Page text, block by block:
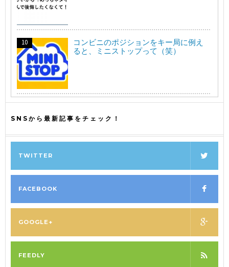
コンビニのポジションをキー局に例え
ると、ミニストップって（笑）
SNSから最新記事をチェック！
TWITTER
FACEBOOK
GOOGLE+
FEEDLY